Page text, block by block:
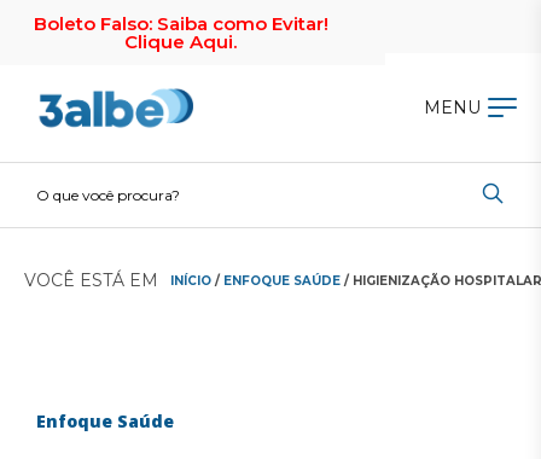
Boleto Falso: Saiba como Evitar!
Clique Aqui.
MENU
VOCÊ ESTÁ EM INÍCIO / ENFOQUE SAÚDE / HIGIENIZAÇÃO
Enfoque Saúde